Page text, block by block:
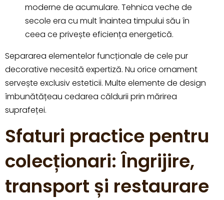
moderne de acumulare. Tehnica veche de
secole era cu mult înaintea timpului său în
ceea ce privește eficiența energetică.
Separarea elementelor funcționale de cele pur
decorative necesită expertiză. Nu orice ornament
servește exclusiv esteticii. Multe elemente de design
îmbunătățeau cedarea căldurii prin mărirea
suprafeței.
Sfaturi practice pentru
colecționari: Îngrijire,
transport și restaurare